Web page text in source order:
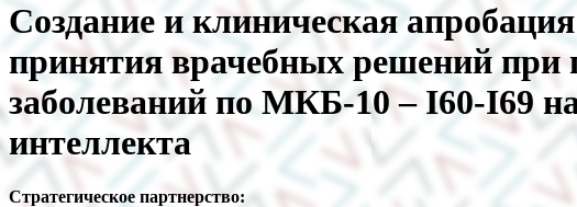
Создание и клиническая
принятия врачебных решений при
заболеваний по МКБ-10 – I60-I69
интеллекта
Стратегическое партнерство: